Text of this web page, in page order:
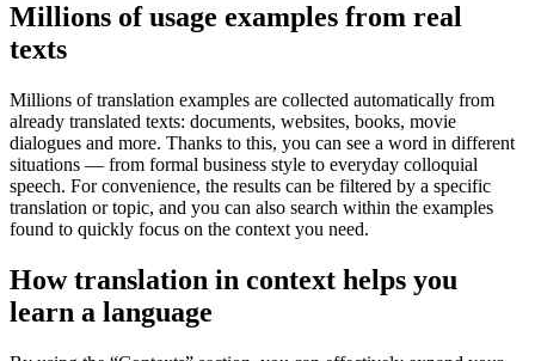
Millions of usage examples from real
texts
Millions of translation examples are collected automatically from
already translated texts: documents, websites, books, movie
dialogues and more. Thanks to this, you can see a word in different
situations — from formal business style to everyday colloquial
speech. For convenience, the results can be filtered by a specific
translation or topic, and you can also search within the examples
found to quickly focus on the context you need.
How translation in context helps you
learn a language